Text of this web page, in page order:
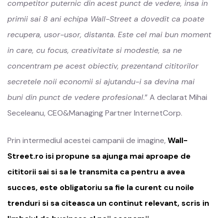
competitor puternic din acest punct de vedere, insa in
primii sai 8 ani echipa Wall-Street a dovedit ca poate
recupera, usor-usor, distanta. Este cel mai bun moment
in care, cu focus, creativitate si modestie, sa ne
concentram pe acest obiectiv, prezentand cititorilor
secretele noii economii si ajutandu-i sa devina mai
buni din punct de vedere profesional.” A declarat Mihai
Seceleanu, CEO&Managing Partner InternetCorp.
Prin intermediul acestei campanii de imagine, Wall-
Street.ro isi propune sa ajunga mai aproape de
cititorii sai si sa le transmita ca pentru a avea
succes, este obligatoriu sa fie la curent cu noile
trenduri si sa citeasca un continut relevant, scris in